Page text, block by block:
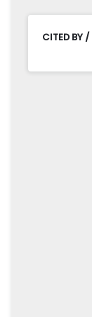
CITED BY /